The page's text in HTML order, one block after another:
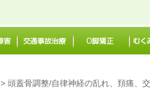
> 頭蓋骨調整/自律神経の乱れ、頚痛、